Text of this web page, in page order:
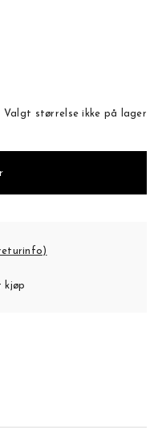
Valgt størrelse ikke på lager
kjøp